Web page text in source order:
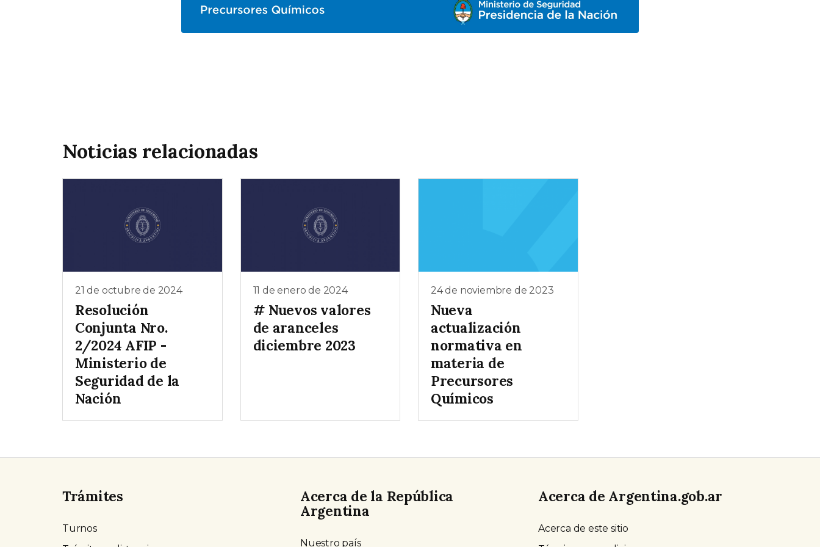
Noticias relacionadas
21 de octubre de 2024
Resolución
Conjunta Nro.
2/2024 AFIP -
Ministerio de
Seguridad de la
Nación
11 de enero de 2024
# Nuevos valores
de aranceles
diciembre 2023
24 de noviembre de 2023
Nueva
actualización
normativa en
materia de
Precursores
Químicos
Trámites
Turnos
Acerca de la República
Argentina
Nuestro país
Acerca de Argentina.gob.ar
Acerca de este sitio